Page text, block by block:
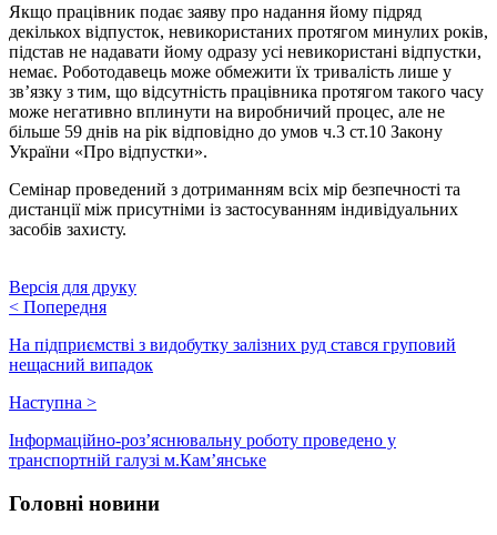
Якщо працівник подає заяву про надання йому підряд
декількох відпусток, невикористаних протягом минулих років,
підстав не надавати йому одразу усі невикористані відпустки,
немає. Роботодавець може обмежити їх тривалість лише у
зв’язку з тим, що відсутність працівника протягом такого часу
може негативно вплинути на виробничий процес, але не
більше 59 днів на рік відповідно до умов ч.3 ст.10 Закону
України «Про відпустки».
Семінар проведений з дотриманням всіх мір безпечності та
дистанції між присутніми із застосуванням індивідуальних
засобів захисту.
Версія для друку
< Попередня
На підприємстві з видобутку залізних руд стався груповий
нещасний випадок
Наступна >
Інформаційно-роз’яснювальну роботу проведено у
транспортній галузі м.Кам’янське
Головні новини